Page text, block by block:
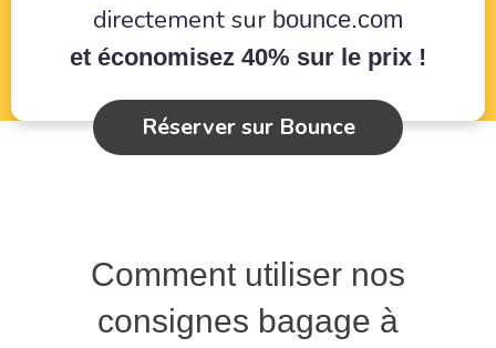
directement sur bounce.com
et économisez 40% sur le prix !
Réserver sur Bounce
Comment utiliser nos
consignes bagage à